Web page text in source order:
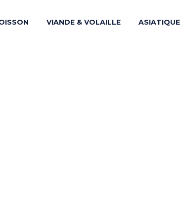
VIANDE & VOLAILLE ASIATIQUE